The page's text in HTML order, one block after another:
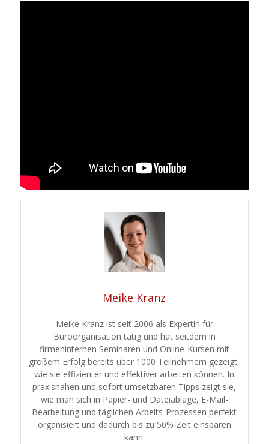
Meike Kranz
Meike Kranz ist seit 2006 als Expertin für
Büroorganisation tätig und hat seitdem in
firmeninternen Seminaren und Online-Kursen mit
großem Erfolg bereits über 1000 Teilnehmern gezeigt,
wie sie effizienter und effektiver arbeiten können. In
praxisnahen und sofort umsetzbaren Tipps zeigt sie,
wie man sich in Papier- und Dateiablage, E-Mail-
Bearbeitung und täglichen Arbeits-Prozessen perfekt
organisiert und dadurch bis zu 50% Zeit einsparen
kann.